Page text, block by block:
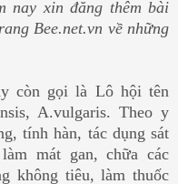
nay xin đăng thêm bài
Bee.net.vn về những
còn gọi là Lô hội tên
A.vulgaris. Theo y
tính hàn, tác dụng sát
mát gan, chữa các
không tiêu, làm thuốc